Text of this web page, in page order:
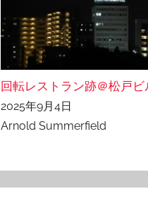
回転レストラン跡＠松戸
2025年9月4日
Arnold Summerfield